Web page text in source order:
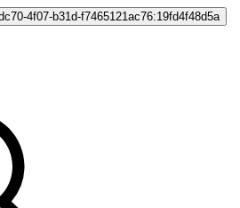
4f07-b31d-f7465121ac76:19fd4f48d5a